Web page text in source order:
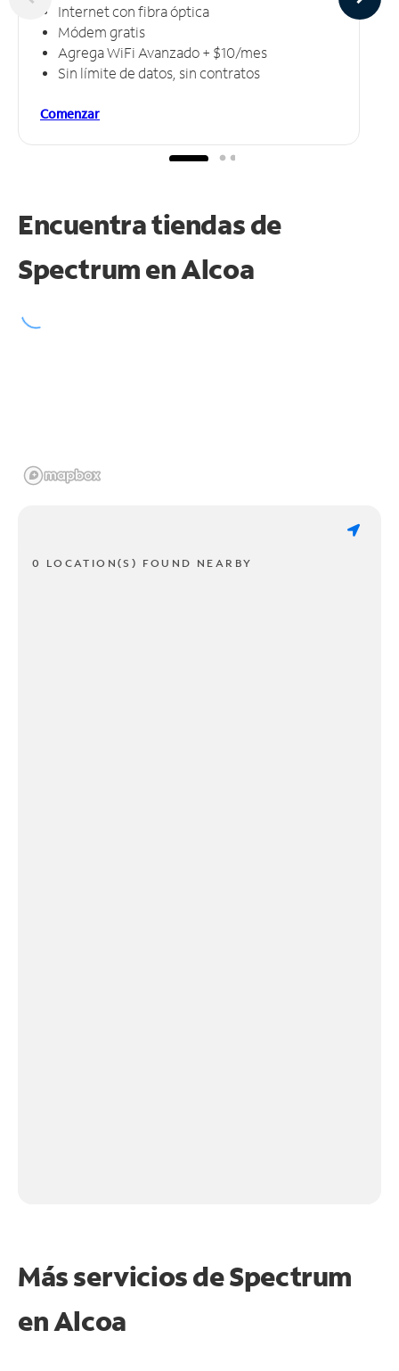
Internet con fibra óptica
Módem gratis
Agrega WiFi Avanzado + $10/mes
Sin límite de datos, sin contratos
Comenzar
Encuentra tiendas de
Spectrum enAlcoa
0 LOCATION(S) FOUND NEARBY
Más servicios de Spectrum
enAlcoa